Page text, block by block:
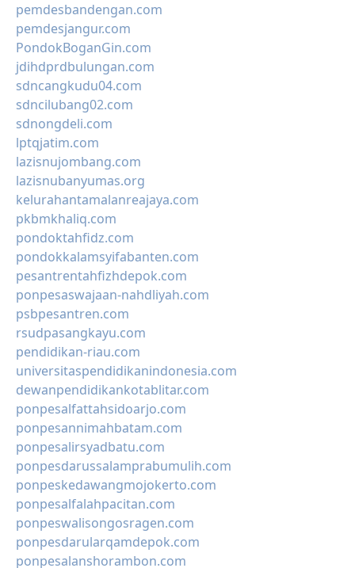
pemdesbandengan.com
pemdesjangur.com
PondokBoganGin.com
jdihdprdbulungan.com
sdncangkudu04.com
sdncilubang02.com
sdnongdeli.com
lptqjatim.com
lazisnujombang.com
lazisnubanyumas.org
kelurahantamalanreajaya.com
pkbmkhaliq.com
pondoktahfidz.com
pondokkalamsyifabanten.com
pesantrentahfizhdepok.com
ponpesaswajaan-nahdliyah.com
psbpesantren.com
rsudpasangkayu.com
pendidikan-riau.com
universitaspendidikanindonesia.com
dewanpendidikankotablitar.com
ponpesalfattahsidoarjo.com
ponpesannimahbatam.com
ponpesalirsyadbatu.com
ponpesdarussalamprabumulih.com
ponpeskedawangmojokerto.com
ponpesalfalahpacitan.com
ponpeswalisongosragen.com
ponpesdarularqamdepok.com
ponpesalanshorambon.com